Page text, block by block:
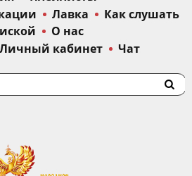
Лавка
Как слушать
О нас
Личный кабинет Чат